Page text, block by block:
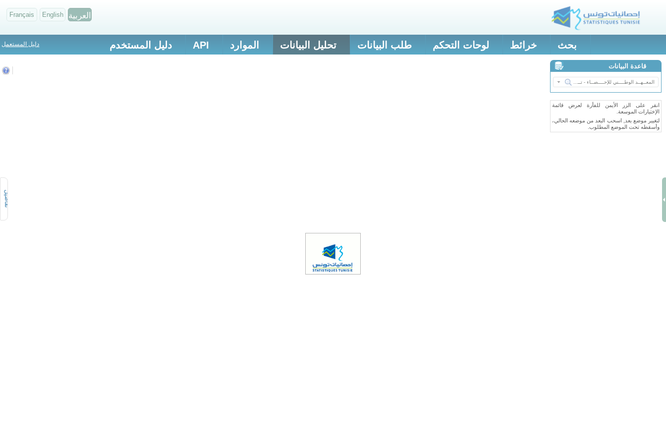
Français English العربية
بحث خرائط لوحات التحكم طلب البيانات تحليل البيانات الموارد API دليل المستخدم دليل المستعمل
قاعدة البيانات
انقر على الزر الأيمن للفأرة لعرض قائمة
الإختيارات الموسعة.
لتغيير موضع بعد, اسحب البعد من موضعه الحالي،
وأسقطه تحت الموضع المطلوب.
تفاصيل